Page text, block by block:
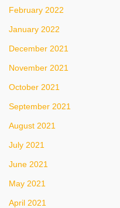
February 2022
January 2022
December 2021
November 2021
October 2021
September 2021
August 2021
July 2021
June 2021
May 2021
April 2021